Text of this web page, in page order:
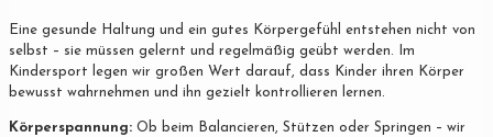
Eine gesunde Haltung und ein gutes Körpergefühl entstehen nicht von
selbst – sie müssen gelernt und regelmäßig geübt werden. Im
Kindersport legen wir großen Wert darauf, dass Kinder ihren Körper
bewusst wahrnehmen und ihn gezielt kontrollieren lernen.
Körperspannung: Ob beim Balancieren, Stützen oder Springen – wir